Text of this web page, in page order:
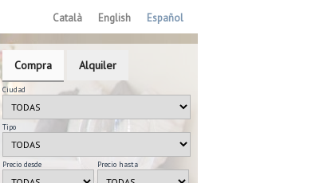
Català English Español
Compra Alquiler
Ciudad
Tipo
Precio desde Precio hasta